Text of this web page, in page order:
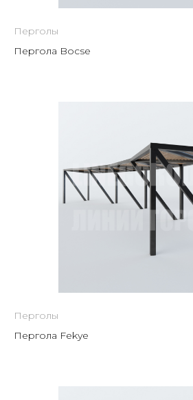
Перголы
Пергола Bocse
Перголы
Пергола Fekye